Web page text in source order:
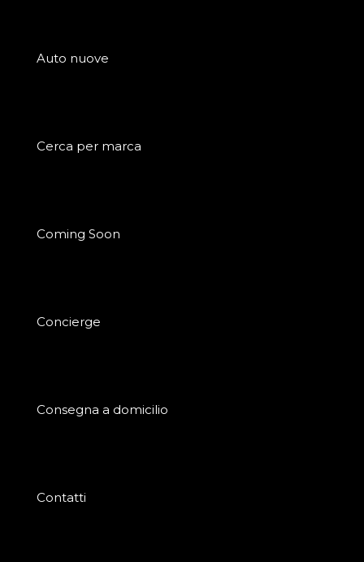
Auto nuove
Cerca per marca
Coming Soon
Concierge
Consegna a domicilio
Contatti